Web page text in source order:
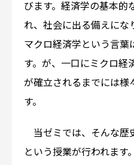
びます。経済学の基本的
れ、社会に出る備えにな
マクロ経済学という言葉
す。が、一口にミクロ経
が確立されるまでには様
す。
当ゼミでは、そんな歴
という授業が行われます